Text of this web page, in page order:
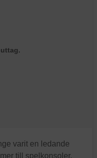
varit en ledande
till spelkonsoler.